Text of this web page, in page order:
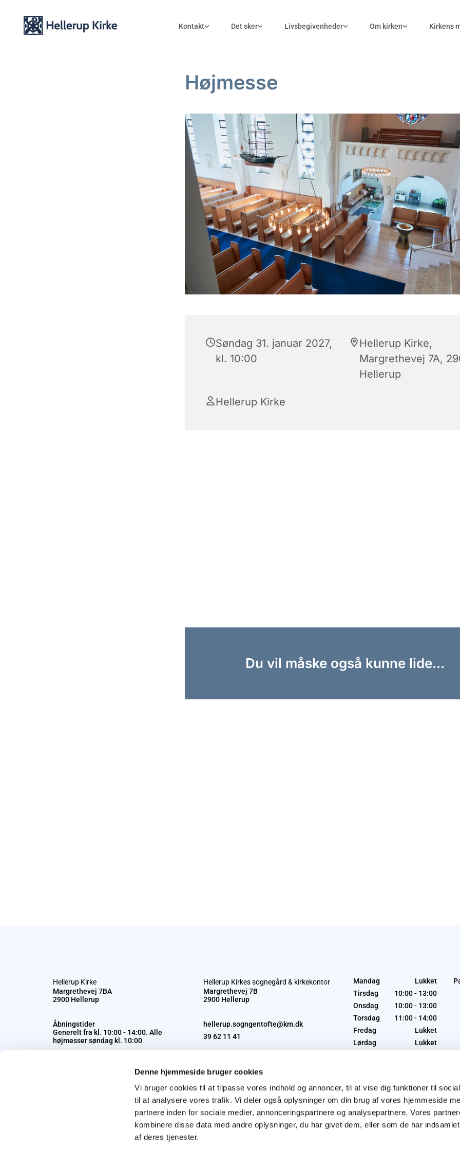
Denne hjemmeside bruger cookies
Vi bruger cookies til at tilpasse vores indhold og annoncer, til at vise dig funktioner til
til at analysere vores trafik. Vi deler også oplysninger om din brug af vores hjemmeside
partnere inden for sociale medier, annonceringspartnere og analysepartnere. Vores
kombinere disse data med andre oplysninger, du har givet dem, eller som de har
af deres tjenester.
Kontakt Det sker Livsbegivenheder Om kirken Kirkens
Højmesse
Søndag 31. januar 2027,
kl. 10:00
Hellerup Kirke,
Margrethevej 7A,
Hellerup
Hellerup Kirke
Du vil måske også kunne lide...
Hellerup Kirke
Margrethevej 7BA
2900 Hellerup
Åbningstider
Generelt fra kl. 10:00 - 14:00. Alle
højmesser søndag kl. 10:00
Hellerup Kirkes sognegård & kirkekontor
Margrethevej 7B
2900 Hellerup
hellerup.sogngentofte@km.dk
39 62 11 41
Mandag
Lukket
Tirsdag
10:00 - 13:00
Onsdag
10:00 - 13:00
Torsdag
11:00 - 14:00
Fredag
Lukket
Lørdag
Lukket
Privatlivspolitik Log på ChurchDesk